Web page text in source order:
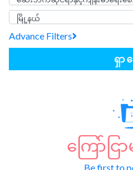
Advance Filters
ရှာဖွ
ကြော်ငြ
Be first to